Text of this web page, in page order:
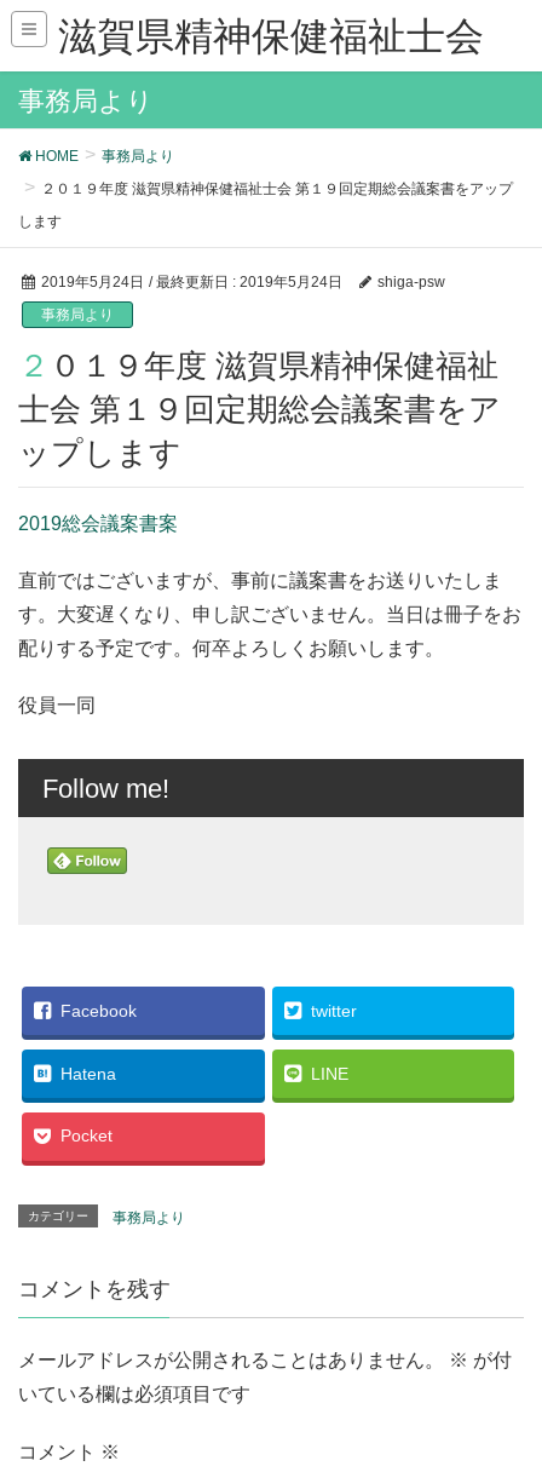
滋賀県精神保健福祉士会
事務局より
HOME
事務局より
２０１９年度 滋賀県精神保健福祉士会 第１９回定期総会議案書をアップ
します
2019年5月24日 / 最終更新日 : 2019年5月24日
shiga-psw
事務局より
２０１９年度 滋賀県精神保健福祉
士会 第１９回定期総会議案書をア
ップします
2019総会議案書案
直前ではございますが、事前に議案書をお送りいたしま
す。大変遅くなり、申し訳ございません。当日は冊子をお
配りする予定です。何卒よろしくお願いします。
役員一同
Follow me!
Facebook twitter
Hatena LINE
Pocket
カテゴリー 事務局より
コメントを残す
メールアドレスが公開されることはありません。 ※ が付
いている欄は必須項目です
コメント ※